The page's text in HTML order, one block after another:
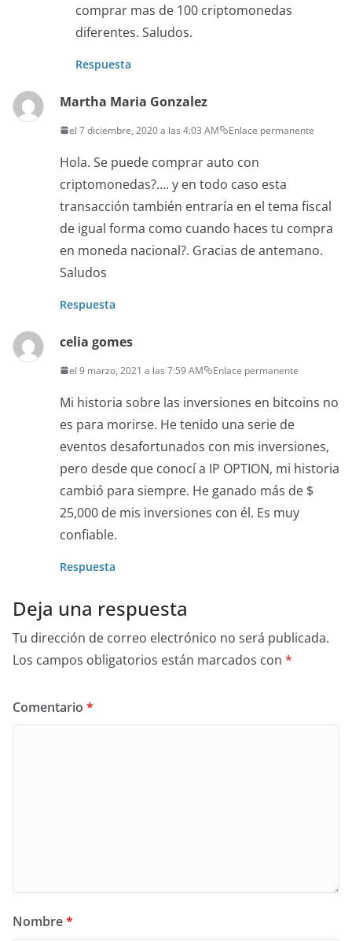
comprar mas de 100 criptomonedas
diferentes. Saludos.
Respuesta
Martha Maria Gonzalez
el 7 diciembre, 2020 a las 4:03 AM Enlace permanente
Hola. Se puede comprar auto con
criptomonedas?…. y en todo caso esta
transacción también entraría en el tema fiscal
de igual forma como cuando haces tu compra
en moneda nacional?. Gracias de antemano.
Saludos
Respuesta
celia gomes
el 9 marzo, 2021 a las 7:59 AM Enlace permanente
Mi historia sobre las inversiones en bitcoins no
es para morirse. He tenido una serie de
eventos desafortunados con mis inversiones,
pero desde que conocí a IP OPTION, mi historia
cambió para siempre. He ganado más de $
25,000 de mis inversiones con él. Es muy
confiable.
Respuesta
Deja una respuesta
Tu dirección de correo electrónico no será publicada.
Los campos obligatorios están marcados con *
Comentario *
Nombre*